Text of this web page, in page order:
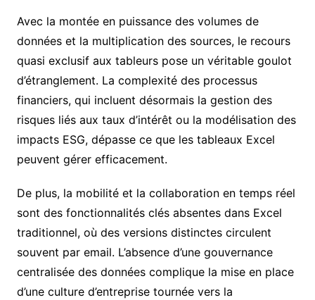
Avec la montée en puissance des volumes de
données et la multiplication des sources, le recours
quasi exclusif aux tableurs pose un véritable goulot
d’étranglement. La complexité des processus
financiers, qui incluent désormais la gestion des
risques liés aux taux d’intérêt ou la modélisation des
impacts ESG, dépasse ce que les tableaux Excel
peuvent gérer efficacement.
De plus, la mobilité et la collaboration en temps réel
sont des fonctionnalités clés absentes dans Excel
traditionnel, où des versions distinctes circulent
souvent par email. L’absence d’une gouvernance
centralisée des données complique la mise en place
d’une culture d’entreprise tournée vers la